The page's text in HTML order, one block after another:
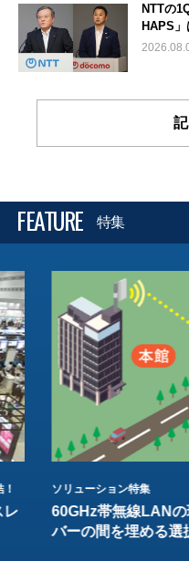
NTTの
HAPS
FEATURE 特集
レ
ソリューション特集
60GHz帯無線LAN
バーの間を埋める選